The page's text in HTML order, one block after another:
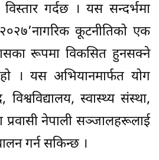
गर्दछ । यस सन्दर्भमा
कूटनीतिको एक
रूपमा विकसित हुनसक्ने
। यस अभियानमार्फत योग
विश्वविद्यालय, स्वास्थ्य संस्था,
नेपाली सञ्जालहरूलाई
गर्न सकिन्छ ।